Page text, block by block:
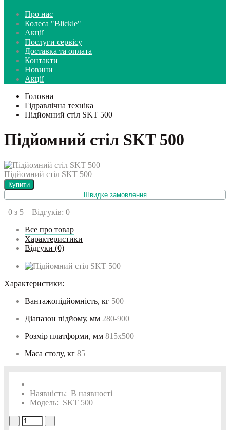
Про нас
Колеса "Blickle"
Акції
Послуги сервісу
Доставка та оплата
Контакти
Новини
Акції
Головна
Гідравлічна техніка
Підйомний стіл SKT 500
Підйомний стіл SKT 500
Підйомний стіл SKT 500
Купити
Швидке замовлення
0 з 5
Відгуків: 0
Все про товар
Характеристики
Відгуки (0)
Характеристики:
Вантажопідйомність, кг 500
Діапазон підйому, мм 280-900
Розмір платформи, мм 815х500
Маса столу, кг 85
Наявність: В наявності
Модель: SKT 500